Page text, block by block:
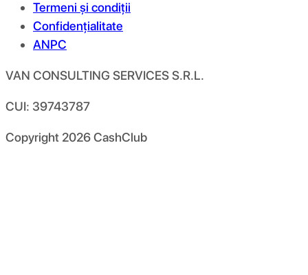
Termeni și condiții
Confidențialitate
ANPC
VAN CONSULTING SERVICES S.R.L.
CUI: 39743787
Copyright 2026CashClub